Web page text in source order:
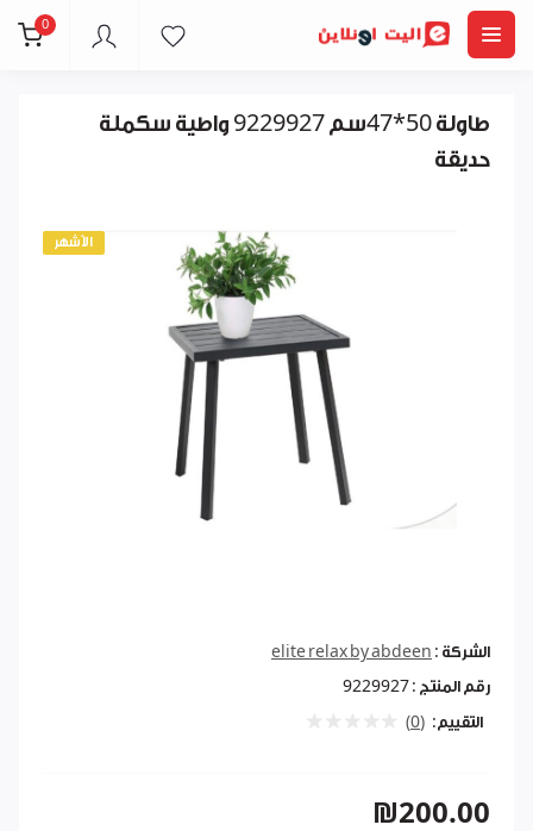
0
طاولة 50*47سم 9229927 واطية سكملة
حديقة
الأشهر
الشركة : elite relax by abdeen
رقم المنتج : 9229927
التقييم: (0)
₪200.00